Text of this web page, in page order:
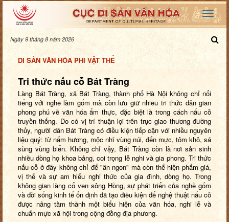
Ngày 9 tháng 8 năm 2026
DI SẢN VĂN HÓA PHI VẬT THỂ
Tri thức nấu cỗ Bát Tràng
Làng Bát Tràng, xã Bát Tràng, thành phố Hà Nội không chỉ nổi
tiếng với nghề làm gốm mà còn lưu giữ nhiều tri thức dân gian
phong phú về văn hóa ẩm thực, đặc biệt là trong cách nấu cỗ
truyền thống. Do có vị trí thuận lợi trên trục giao thương đường
thủy, người dân Bát Tràng có điều kiện tiếp cận với nhiều nguyên
liệu quý: từ nấm hương, mộc nhĩ vùng núi, đến mực, tôm khô, sá
sùng vùng biển. Không chỉ vậy, Bát Tràng còn là nơi sản sinh
nhiều dòng họ khoa bảng, coi trọng lễ nghi và gia phong. Tri thức
nấu cỗ ở đây không chỉ để "ăn ngon" mà còn thể hiện phẩm giá,
vị thế và sự am hiểu nghi thức của gia đình, dòng họ. Trong
không gian làng cổ ven sông Hồng, sự phát triển của nghề gốm
và đời sống kinh tế ổn định đã tạo điều kiện để nghệ thuật nấu cỗ
được nâng tầm thành một biểu hiện của văn hóa, nghi lễ và
chuẩn mực xã hội trong cộng đồng địa phương.